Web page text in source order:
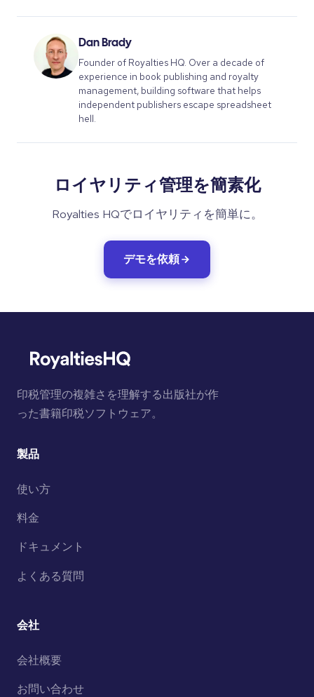
Dan Brady
Founder of Royalties HQ. Over a decade of
experience in book publishing and royalty
management, building software that helps
independent publishers escape spreadsheet
hell.
ロイヤリティ管理を簡素化
Royalties HQでロイヤリティを簡単に。
デモを依頼
印税管理の複雑さを理解する出版社が作
った書籍印税ソフトウェア。
製品
使い方
料金
ドキュメント
よくある質問
会社
会社概要
お問い合わせ